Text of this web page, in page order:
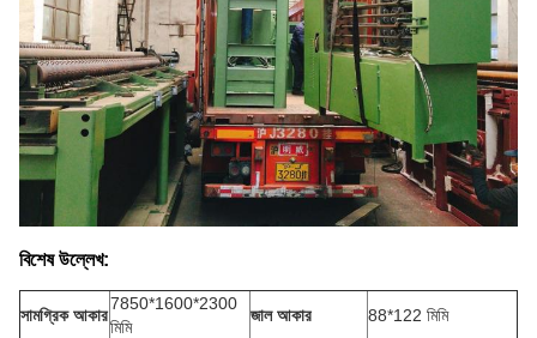
বিশেষ উল্লেখ:
সামগ্রিক আকার
7850*1600*2300
মিমি
জাল আকার
88*122 মিমি